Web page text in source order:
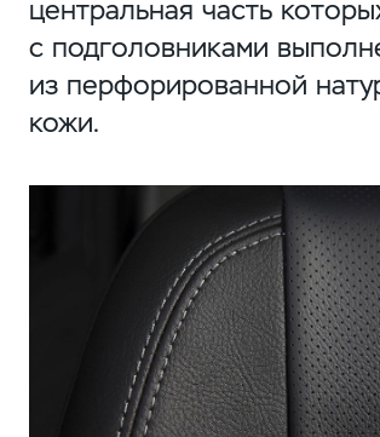
центральная часть
с подголовниками
из перфорированной
кожи.